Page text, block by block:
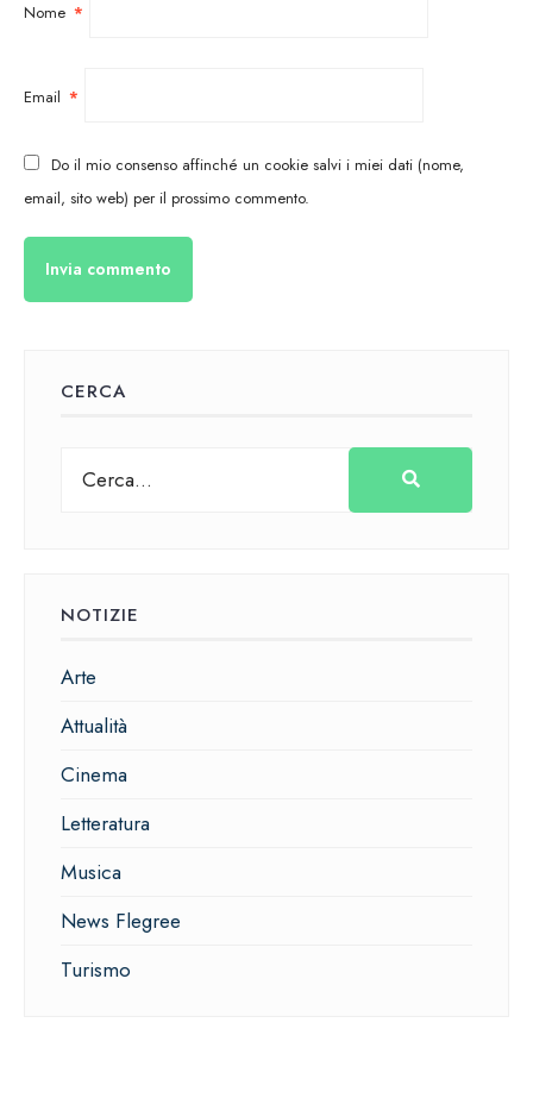
Nome *
Email *
Do il mio consenso affinché un cookie salvi i miei dati (nome,
email, sito web) per il prossimo commento.
CERCA
NOTIZIE
Arte
Attualità
Cinema
Letteratura
Musica
News Flegree
Turismo